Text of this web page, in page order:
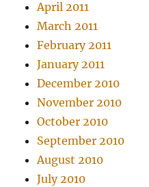
April 2011
March 2011
February 2011
January 2011
December 2010
November 2010
October 2010
September 2010
August 2010
July 2010